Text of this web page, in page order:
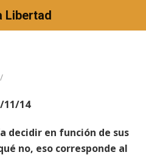
Libertad
/
11/14
decidir en función de sus
no, eso corresponde al